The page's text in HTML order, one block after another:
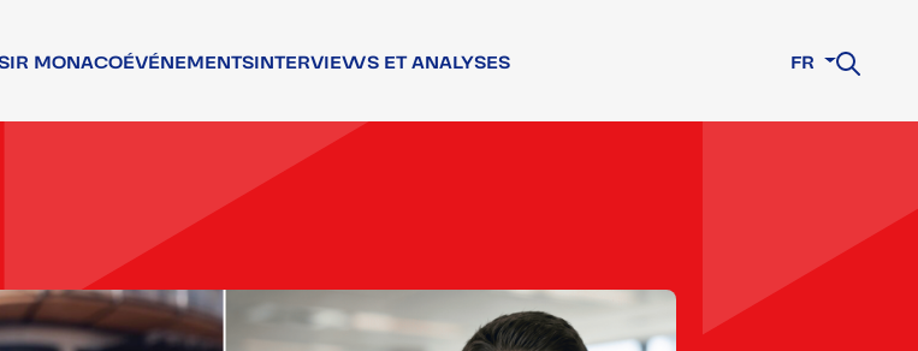
MONACOÉVÉNEMENTSINTERVIEWS ET ANALYSES FR